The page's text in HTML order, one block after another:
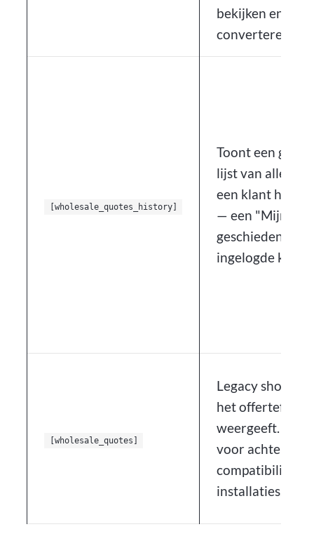
bekijken en te
converteren.
[wholesale_quotes_history]
Toont een
lijst van alle
een klant heeft
— een "Mijn
ingelogde
[wholesale_quotes]
Legacy
het
weergeeft.
voor
compatibiliteit
installaties.